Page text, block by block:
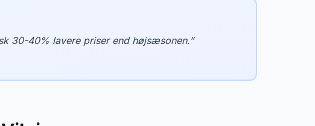
30-40% lavere priser end højsæsonen.”